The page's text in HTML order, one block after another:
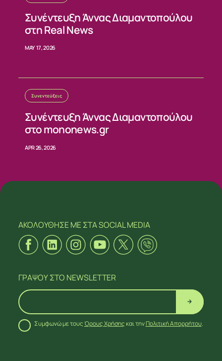
ΑΚΟΛΟΥΘΗΣΕ ΜΕΣΤΑ SOCIAL MEDIA
Συνέντευξη Άννας Διαμαντοπούλου
στη Real News
MAY 17, 2026
Συνεντεύξεις
Συνέντευξη Άννας Διαμαντοπούλου
στο mononews.gr
APR 26, 2026
ΑΚΟΛΟΥΘΗΣΕ ΜΕΣΤΑ SOCIAL MEDIA
ΓΡΑΨΟΥΣΤΟ NEWSLETTER
Συμφωνώ με τουςΌρους Χρήσηςκαι τηνΠολιτική Απορρήτου.